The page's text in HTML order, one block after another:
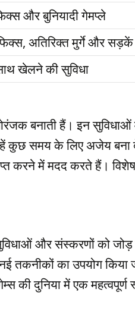
और बुनियादी गेमप्ले
अतिरिक्त मुर्गे और सड़कें
खेलने की सुविधा
बनाती हैं। इन
कुछ समय के लिए अजेय बना
करने में मदद करते हैं।
और संस्करणों को
तकनीकों का उपयोग
की दुनिया में एक महत्वपूर्ण